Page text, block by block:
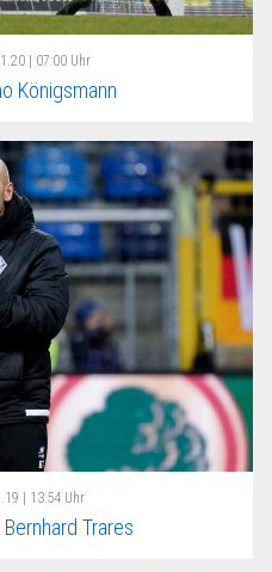
| 07:00 Uhr
Königsmann
| 13:54 Uhr
Trares